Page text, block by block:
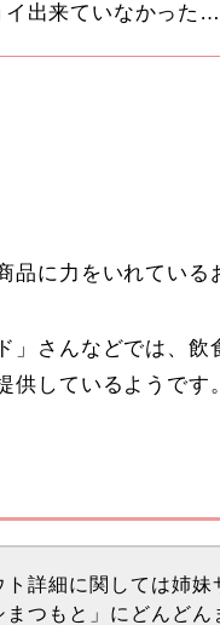
イ出来ていなかった…
に力をいれている
」さんなどでは、
供しているようです。
ト詳細に関しては姉妹
まつもと」にどんどん